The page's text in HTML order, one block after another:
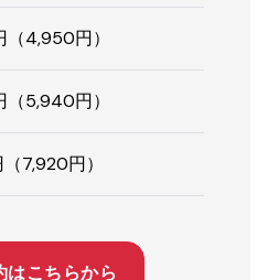
4,950円）
5,940円）
7,920円）
はこちらから